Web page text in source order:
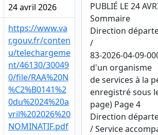
24 avril 2026
https://www.va
r.gouv.fr/conten
u/telechargeme
nt/46130/30049
0/file/RAA%20N
%C2%B0141%2
0du%2024%20a
vril%202026%20
NOMINATIF.pdf
PUBLIÉ LE 24
Sommaire
Direction
/
83-2026-04-09-
d'un organisme
de services à la
enregistré sous
page) Page 4
Direction
/ Service